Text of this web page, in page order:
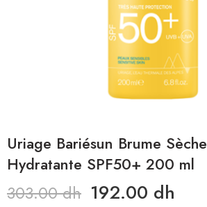
Uriage Bariésun Brume Sèche
Hydratante SPF50+ 200 ml
303.00dh 192.00 dh